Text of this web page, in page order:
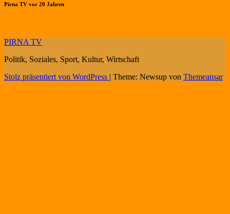
Pirna TV vor 20 Jahren
PIRNA TV
Politik, Soziales, Sport, Kultur, Wirtschaft
Stolz präsentiert von WordPress | Theme: Newsup von Themeansar